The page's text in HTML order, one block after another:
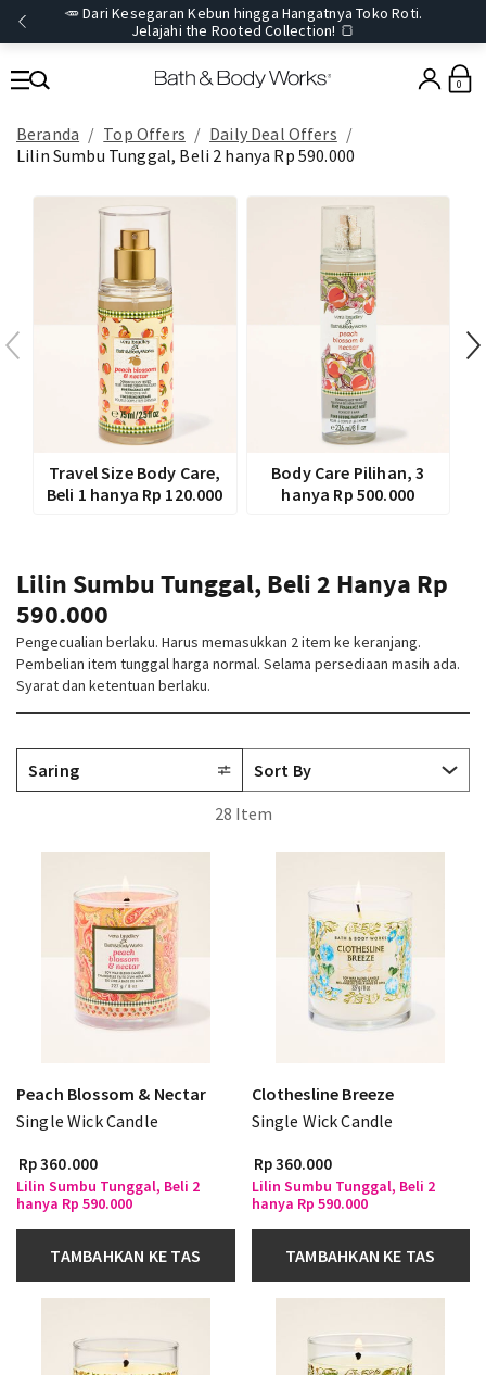
🥕 Dari Kesegaran Kebun hingga Hangatnya Toko Roti.
Jelajahi the Rooted Collection! 🍞
0
Beranda Top Offers
Daily Deal Offers
Lilin Sumbu Tunggal, Beli 2 hanya Rp 590.000
Travel Size Body Care,
Beli 1 hanya Rp 120.000
Body Care Pilihan, 3
hanya Rp 500.000
Lilin Sumbu Tunggal, Beli 2 Hanya Rp
590.000
Pengecualian berlaku. Harus memasukkan 2 item ke keranjang.
Pembelian item tunggal harga normal. Selama persediaan masih ada.
Syarat dan ketentuan berlaku.
Saring
28 Item
Peach Blossom & Nectar
Single Wick Candle
Rp 360.000
Lilin Sumbu Tunggal, Beli 2
hanya Rp 590.000
TAMBAHKAN KE TAS
Clothesline Breeze
Single Wick Candle
Rp 360.000
Lilin Sumbu Tunggal, Beli 2
hanya Rp 590.000
TAMBAHKAN KE TAS